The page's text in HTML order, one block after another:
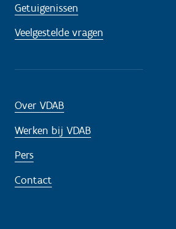
Getuigenissen
Veelgestelde vragen
Over VDAB
Werken bij VDAB
Pers
Contact